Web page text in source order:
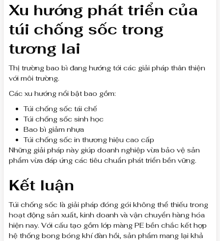
Xu hướng phát triển của
túi chống sốc trong
tương lai
Thị trường bao bì đang hướng tới các giải pháp thân thiện
với môi trường.
Các xu hướng nổi bật bao gồm:
Túi chống sốc tái chế
Túi chống sốc sinh học
Bao bì giảm nhựa
Túi chống sốc in thương hiệu cao cấp
Những giải pháp này giúp doanh nghiệp vừa bảo vệ sản
phẩm vừa đáp ứng các tiêu chuẩn phát triển bền vững.
Kết luận
Túi chống sốc là giải pháp đóng gói không thể thiếu trong
hoạt động sản xuất, kinh doanh và vận chuyển hàng hóa
hiện nay. Với cấu tạo gồm lớp màng PE bền chắc kết hợp
hệ thống bong bóng khí đàn hồi, sản phẩm mang lại khả